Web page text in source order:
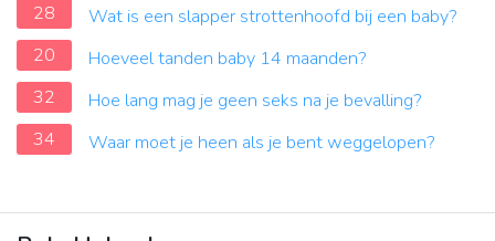
28
Wat is een slapper strottenhoofd bij een baby?
20
Hoeveel tanden baby 14 maanden?
32
Hoe lang mag je geen seks na je bevalling?
34
Waar moet je heen als je bent weggelopen?